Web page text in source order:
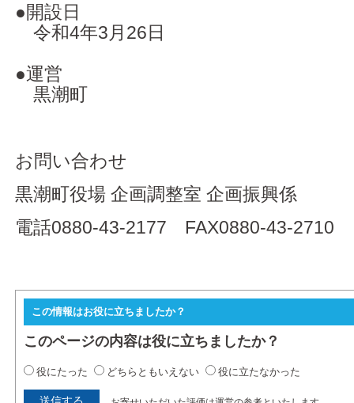
●開設日
令和4年3月26日
●運営
黒潮町
お問い合わせ
黒潮町役場 企画調整室 企画振興係
電話0880-43-2177 FAX0880-43-2710
この情報はお役に立ちましたか？
このページの内容は役に立ちましたか？
役にたった どちらともいえない 役に立たなかった